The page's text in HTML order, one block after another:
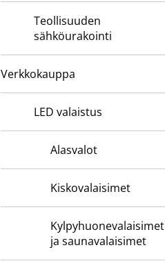
Teollisuuden
sähköurakointi
Verkkokauppa
LED valaistus
Alasvalot
Kiskovalaisimet
Kylpyhuone­valaisimet
ja saunavalaisimet